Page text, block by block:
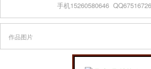
手机15260580646
作品图片